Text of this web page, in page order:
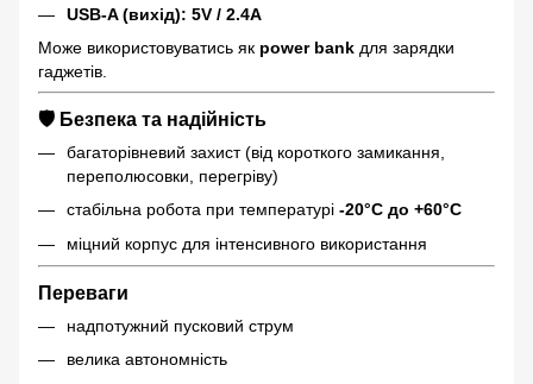
USB-A (вихід): 5V / 2.4A
Може використовуватись як power bank для зарядки
гаджетів.
🛡️ Безпека та надійність
багаторівневий захист (від короткого замикання,
переполюсовки, перегріву)
стабільна робота при температурі -20°C до +60°C
міцний корпус для інтенсивного використання
Переваги
надпотужний пусковий струм
велика автономність